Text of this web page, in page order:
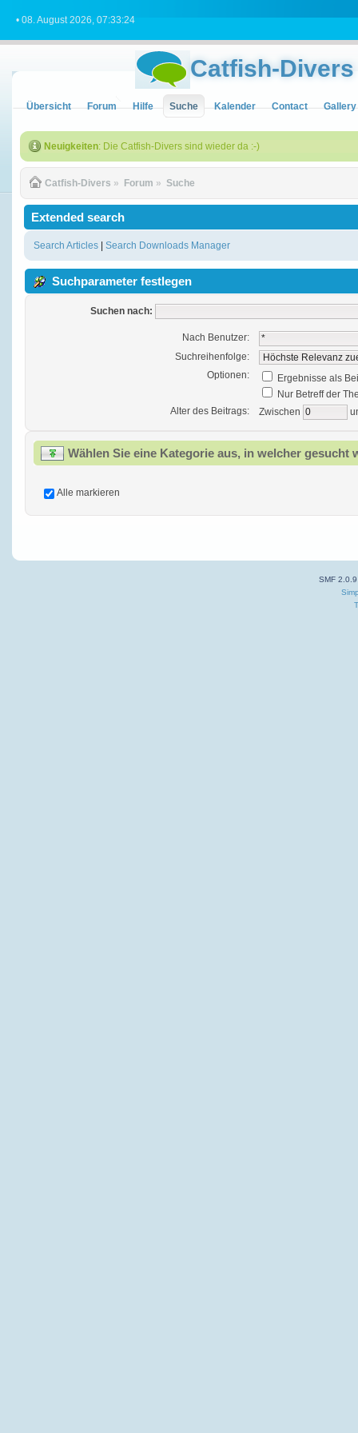
• 08. August 2026, 07:33:24
Catfish-Divers
Übersicht Forum Hilfe Suche Kalender Contact Gallery
Neuigkeiten: Die Catfish-Divers sind wieder da :-)
Catfish-Divers » Forum » Suche
Extended search
Search Articles |Search Downloads Manager
Suchparameter festlegen
Suchen nach:
Nach Benutzer:
Suchreihenfolge:
Optionen:
Ergebnisse als
Nur Betreff der
Alter des Beitrags:
Zwischen
Wählen Sie eine Kategorie aus, in welcher
Alle markieren
SMF 2.0.9